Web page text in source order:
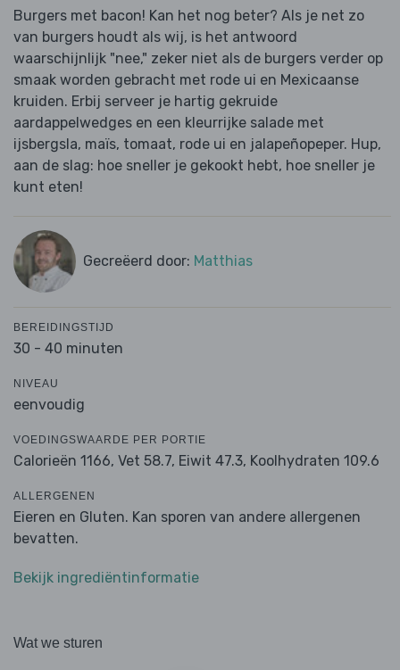
Burgers met bacon! Kan het nog beter? Als je net zo
van burgers houdt als wij, is het antwoord
waarschijnlijk "nee," zeker niet als de burgers verder op
smaak worden gebracht met rode ui en Mexicaanse
kruiden. Erbij serveer je hartig gekruide
aardappelwedges en een kleurrijke salade met
ijsbergsla, maïs, tomaat, rode ui en jalapeñopeper. Hup,
aan de slag: hoe sneller je gekookt hebt, hoe sneller je
kunt eten!
Gecreëerd door: Matthias
BEREIDINGSTIJD
30 - 40 minuten
NIVEAU
eenvoudig
VOEDINGSWAARDE PER PORTIE
Calorieën 1166, Vet 58.7, Eiwit 47.3, Koolhydraten 109.6
ALLERGENEN
Eieren en Gluten. Kan sporen van andere allergenen
bevatten.
Bekijk ingrediëntinformatie
Wat we sturen